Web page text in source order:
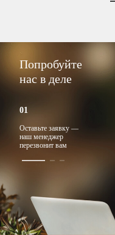
Попробуйте
нас в деле
Оставьте заявку —
наш менеджер
перезвонит вам